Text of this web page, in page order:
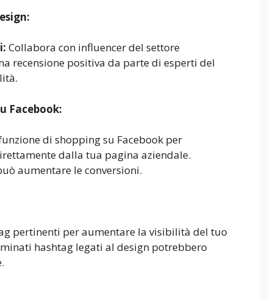
Collabora con influencer del settore
recensione positiva da parte di esperti del
Facebook:
di shopping su Facebook per
dalla tua pagina aziendale.
aumentare le conversioni.
pertinenti per aumentare la visibilità del tuo
hashtag legati al design potrebbero